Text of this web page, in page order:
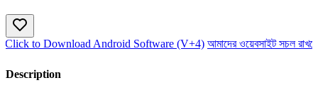
to Download Android Software (V+4) আমাদের ওয়েবসাইট সচল
Description